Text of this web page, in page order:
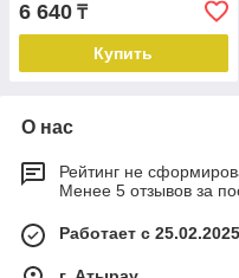
6 640 ₸
Купить
О нас
Рейтинг не
Менее 5 отзывов за
Работает с 25.02.2025